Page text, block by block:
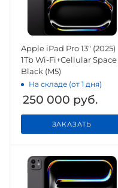
Apple iPad Pro 13" (2025)
1Tb Wi-Fi+Cellular Space
Black (M5)
На складе (от 1 дня)
250 000 руб.
ЗАКАЗАТЬ